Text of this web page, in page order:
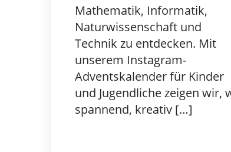
Mathematik, Informatik,
Naturwissenschaft und
Technik zu entdecken. Mit
unserem Instagram-
Adventskalender für Kinder
und Jugendliche zeigen wir,
spannend, kreativ […]